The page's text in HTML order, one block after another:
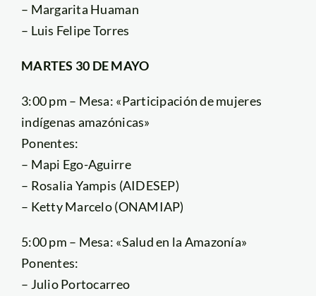
– Margarita Huaman
– Luis Felipe Torres
MARTES 30 DE MAYO
3:00 pm – Mesa: «Participación de mujeres
indígenas amazónicas»
Ponentes:
– Mapi Ego-Aguirre
– Rosalia Yampis (AIDESEP)
– Ketty Marcelo (ONAMIAP)
5:00 pm – Mesa: «Salud en la Amazonía»
Ponentes:
– Julio Portocarreo